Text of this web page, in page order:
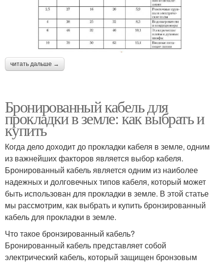
читать дальше →
Бронированный кабель для
прокладки в земле: как выбрать и
купить
Когда дело доходит до прокладки кабеля в земле, одним
из важнейших факторов является выбор кабеля.
Бронированный кабель является одним из наиболее
надежных и долговечных типов кабеля, который может
быть использован для прокладки в земле. В этой статье
мы рассмотрим, как выбрать и купить бронзированный
кабель для прокладки в земле.
Что такое бронзированный кабель?
Бронированный кабель представляет собой
электрический кабель, который защищен бронзовым